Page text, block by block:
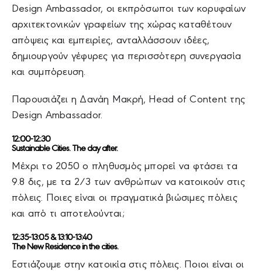
Design Ambassador, οι εκπρόσωποι των κορυφαίων
αρχιτεκτονικών γραφείων της χώρας καταθέτουν
απόψεις και εμπειρίες, ανταλλάσσουν ιδέες,
δημιουργούν γέφυρες για περισσότερη συνεργασία
και συμπόρευση.
Παρουσιάζει η Δανάη Μακρή, Head of Content της
Design Ambassador.
12:00-12:30
Sustainable Cities. The day after.
Μέχρι το 2050 ο πληθυσμός μπορεί να φτάσει τα
9.8 δις, με τα 2/3 των ανθρώπων να κατοικούν στις
πόλεις. Ποιες είναι οι πραγματικά βιώσιμες πόλεις
και από τι αποτελούνται;
12:35-13:05 & 13:10-13:40
The New Residence in the cities.
Εστιάζουμε στην κατοικία στις πόλεις. Ποιοι είναι οι